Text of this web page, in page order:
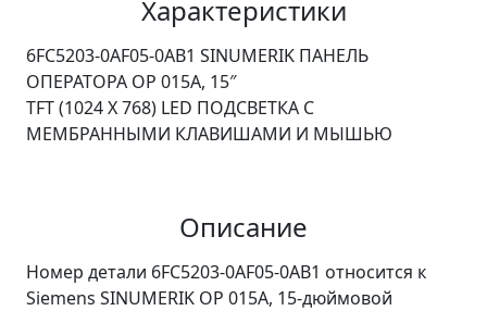
Характеристики
6FC5203-0AF05-0AB1 SINUMERIK ПАНЕЛЬ
ОПЕРАТОРА OP 015А, 15″
TFT (1024 X 768) LED ПОДСВЕТКА С
МЕМБРАННЫМИ КЛАВИШАМИ И МЫШЬЮ
Описание
Номер детали 6FC5203-0AF05-0AB1 относится к
Siemens SINUMERIK OP 015A, 15-дюймовой